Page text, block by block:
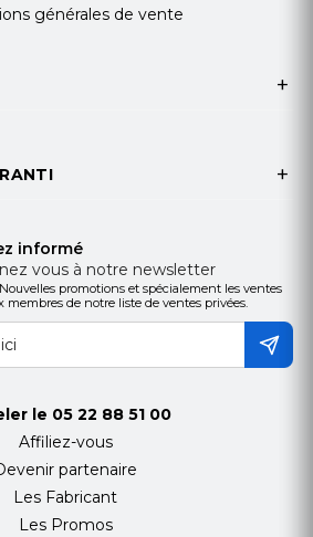
générales de vente
informé
vous à notre newsletter
promotions et spécialement les ventes
membres de notre liste de ventes privées.
le 05 22 88 51 00
Affiliez-vous
partenaire
Les Fabricant
Les Promos